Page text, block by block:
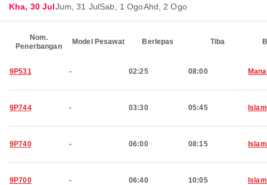
Kha, 30 JulJum, 31 JulSab, 1 OgoAhd, 2 Ogo
Nom.
Penerbangan
Model Pesawat Berlepas Tiba
9P531 - 02:25 08:00
9P744 - 03:30 05:45
9P740 - 06:00 08:15
9P700 - 06:40 10:05